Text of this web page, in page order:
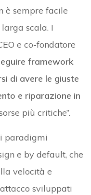
è sempre facile
scala. I
e co-fondatore
framework
di avere le giuste
e riparazione in
più critiche”.
paradigmi
e by default, che
velocità e
sviluppati